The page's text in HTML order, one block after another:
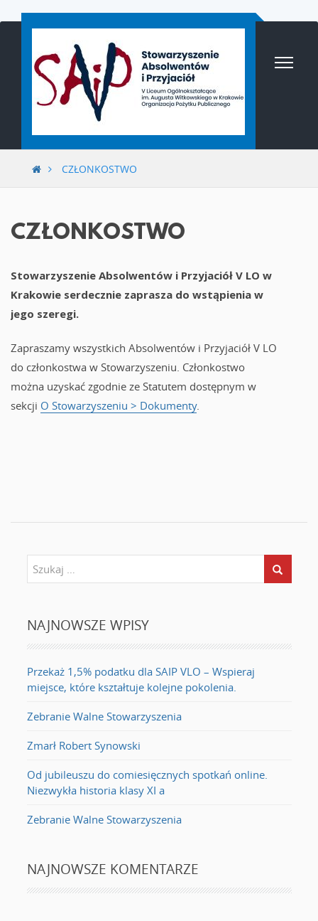
Przejdź
CZŁONKOSTWO
CZŁONKOSTWO
Stowarzyszenie Absolwentów i Przyjaciół V LO w
Krakowie serdecznie zaprasza do wstąpienia w
jego szeregi.
Zapraszamy wszystkich Absolwentów i Przyjaciół V LO
do członkostwa w Stowarzyszeniu. Członkostwo
można uzyskać zgodnie ze Statutem dostępnym w
sekcji O Stowarzyszeniu > Dokumenty.
NAJNOWSZE WPISY
Przekaż 1,5% podatku dla SAIP VLO – Wspieraj
miejsce, które kształtuje kolejne pokolenia.
Zebranie Walne Stowarzyszenia
Zmarł Robert Synowski
Od jubileuszu do comiesięcznych spotkań online.
Niezwykła historia klasy XI a
Zebranie Walne Stowarzyszenia
NAJNOWSZE KOMENTARZE